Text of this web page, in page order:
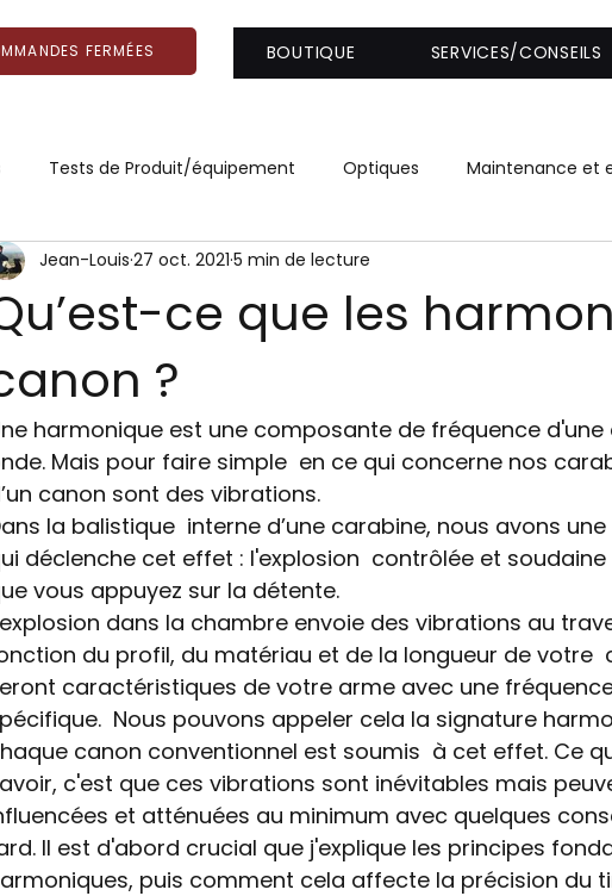
FERMÉES BOUTIQUE SERVICES/CONSEILS
Tests de Produit/équipement Optiques Maintenance et
Revue d'arme Ressources diverses
Supports de tir
ce que les
?
Jean-Louis 27 oct. 2021 5 min de lecture
harmonique est une composante de fréquence
Mais pour faire simple  en ce qui concerne nos
canon sont des vibrations.
la balistique  interne d’une carabine, nous avons
déclenche cet effet : l'explosion  contrôlée et
vous appuyez sur la détente.
dans la chambre envoie des vibrations au
du profil, du matériau et de la longueur de votre
caractéristiques de votre arme avec une
Nous pouvons appeler cela la signature
canon conventionnel est soumis  à cet effet. Ce
c'est que ces vibrations sont inévitables mais
et atténuées au minimum avec quelques
Il est d'abord crucial que j'explique les principes
puis comment cela affecte la précision du